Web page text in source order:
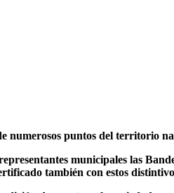
numerosos puntos del territorio
municipales las
también con estos